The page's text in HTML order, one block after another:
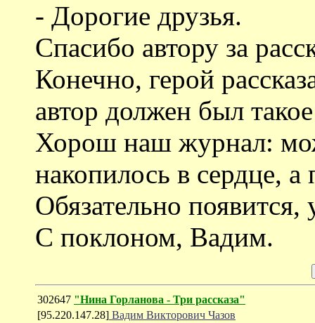
- Дорогие друзья.
Спасибо автору за
Конечно, герой
автор должен был такое
Хорош наш журнал:
накопилось в сердце,
Обязательно появится,
С поклоном, Вадим.
302647 "Нина Горланова - Три рассказа"
[95.220.147.28] Вадим Викторович Чазов